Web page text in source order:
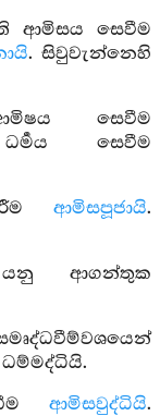
ආමිසය සෙවීම
. සිවුවැන්නෙහි
සෙවීම
සෙවීම
ආමිසපූජායි.
ආගන්තුක
ආමිසවුද්ධියි.